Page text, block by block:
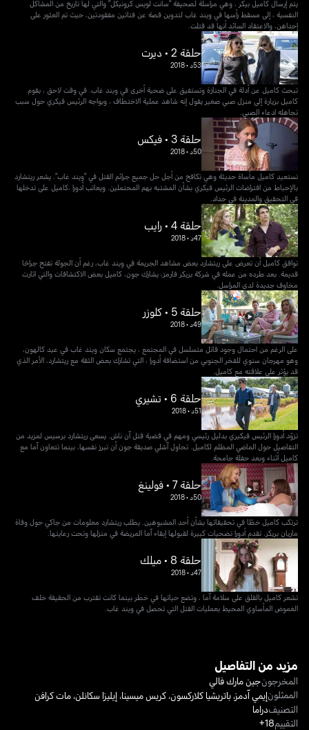
يتم إرسال كاميل بيكر ، وهي مراسلة لصحيفة "سانت لويس كرونيكل" والتي لها تاريخ من المشاكل
النفسية ، إلى مسقط رأسها في ويند غاب لتدوين قصة عن فتاتين مفقودتين، حيث تم العثور على
إحداهن، والاعتقاد السائد أنها قد قتلت.
حلقة 2 • ديرت
53د •
2018
تبحث كاميل عن أدلة في الجنازة وتستفيق على ضحية أخرى في ويند غاب. في وقت لاحق ، يقوم
كاميل بزيارة إلى منزل صبي صغير يقول إنه شاهد عملية الاختطاف ، ويواجه الرئيس فيكري حول سبب
تجاهله ادعاء الصبي.
حلقة 3 • فيكس
50د •
2018
تستعيد كاميل مأساة حديثة وهي تكافح من أجل حل جميع جرائم القتل في "ويند غاب". يشعر ريتشارد
بالإحباط من افتراضات الرئيس فيكري بشأن المشتبه بهم المحتملين. ويعاتب أدورا ،كاميل على تدخلها
في التحقيق والمدينة في حداد.
حلقة 4 • رايب
47د •
2018
توافق كاميل أن تعرض على ريتشارد بعض مشاهد الجريمة في ويند غاب، رغم أن الجولة تفتح جراحًا
قديمة. بعد طرده من عمله في شركة بريكر فارمز، يشارك جون، كاميل بعض الاكتشافات والتي اثارت
مخاوف جديدة لدى المراسل.
حلقة 5 • كلوزر
49د •
2018
على الرغم من احتمال وجود قاتل متسلسل في المجتمع ، يجتمع سكان ويند غاب في عيد كالهون،
وهو مهرجان سنوي للفخر الجنوبي من استضافة أدورا ، التي تشارك بعض الثقة مع ريتشارد، الأمر الذي
قد يؤثر على علاقته مع كاميل.
حلقة 6 • تشيري
51د •
2018
تزوّد أدورا الرئيس فيكيري بدليل رئيسي ومهم في قضية قتل آن ناش. يسعى ريتشارد برسيس لمزيد من
التفاصيل حول الماضي المظلم لكاميل. تحاول آشلي صديقة جون أن تبرز نفسها، بينما تتعاون آما مع
كاميل أثناء وبعد حفلة جامحة.
حلقة 7 • فولينغ
50د •
2018
ترتكب كاميل خطًا في تحقيقاتها بشأن أحد المشبوهين. يطلب ريتشارد معلومات من جاكي حول وفاة
ماريان بريكر. تقدم أدورا تضحيات كبيرة لقبولها إبقاء آما المريضة في منزلها وتحت رعايتها.
حلقة 8 • ميلك
47د •
2018
تشعر كاميل بالقلق على سلامة آما ، وتضع حياتها في خطر بينما كانت تقترب من الحقيقة خلف
الغموض المأساوي المحيط بعمليات القتل التي تحصل في ويند غاب.
مزيد من التفاصيل
المخرجونجين مارك فالي
الممثلونإيمي آدمز،باتريشيا كلاركسون،كريس ميسينا، إيليزا سكانلن،مات كرافن
التصنيفدراما
التقييم18+